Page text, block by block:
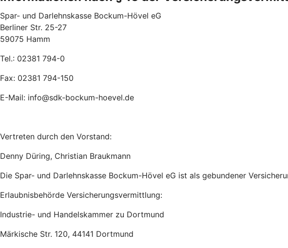
Spar- und Darlehnskasse Bockum-Hövel eG
Berliner Str. 25-27
59075 Hamm
Tel.: 02381 794-0
Fax: 02381 794-150
E-Mail: info@sdk-bockum-hoevel.de
Vertreten durch den Vorstand:
Denny Düring, Christian Braukmann
Die Spar- und Darlehnskasse Bockum-Hövel eG ist als gebundener
Erlaubnisbehörde Versicherungsvermittlung:
Industrie- und Handelskammer zu Dortmund
Märkische Str. 120, 44141 Dortmund